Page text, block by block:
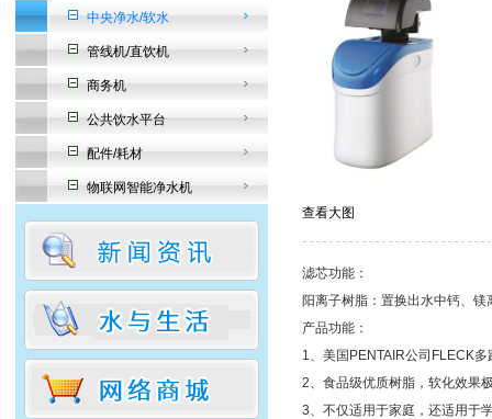
中央净水/软水
管线机/直饮机
商务机
公共饮水平台
配件/耗材
物联网智能净水机
查看大图
滤芯功能：
阳离子树脂：置换出水中钙、
产品功能：
1、美国PENTAIR公司FLECK
2、食品级优质树脂，软化效果
3、不仅适用于家庭，还适用于